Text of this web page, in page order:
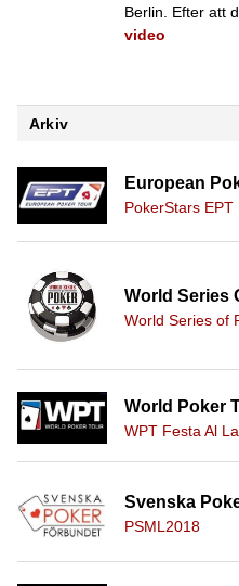
Berlin. Efter att
video
Arkiv
European
PokerStars
World Series
World Series of
World Poker
WPT Festa Al
Svenska
PSML2018